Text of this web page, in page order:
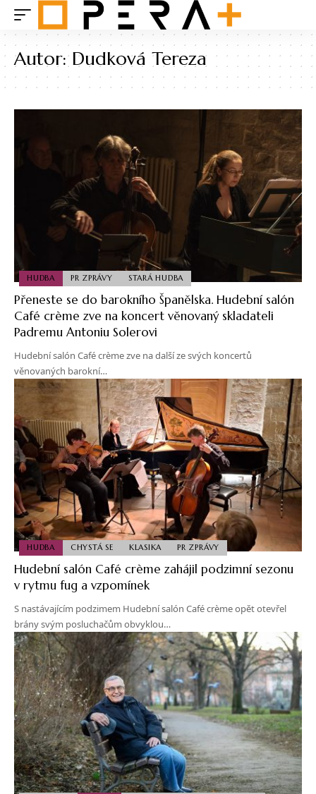
Autor:Dudková Tereza
HUDBA PR ZPRÁVY STARÁ HUDBA
Přeneste se do barokního Španělska. Hudební salón
Café crème zve na koncert věnovaný skladateli
Padremu Antoniu Solerovi
Hudební salón Café crème zve na další ze svých koncertů
věnovaných barokní…
HUDBA CHYSTÁ SE KLASIKA PR ZPRÁVY
Hudební salón Café crème zahájil podzimní sezonu
v rytmu fug a vzpomínek
S nastávajícím podzimem Hudební salón Café crème opět otevřel
brány svým posluchačům obvyklou…